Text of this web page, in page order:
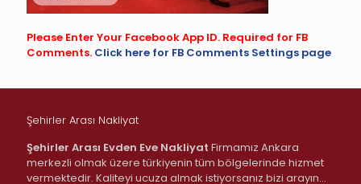
Please Enter Your Facebook App ID. Required for FB
Comments. Click here for FB Comments Settings page
Şehirler Arası Nakliyat
Şehirler Arası Evden Eve Nakliyat Firmamız Ankara
merkezli olmak üzere türkiyenin tüm bölgelerinde hizmet
vermektedir. Kaliteyi ucuza almak istiyorsanız bizi arayın…